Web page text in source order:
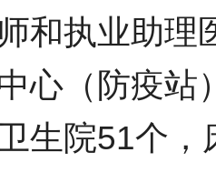
和执业助理
心（防疫站
生院51个